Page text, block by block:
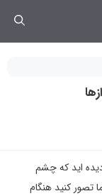
اید که چشم
تصور کنید هنگام